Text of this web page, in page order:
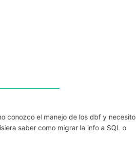
conozco el manejo de los dbf y necesito
saber como migrar la info a SQL o